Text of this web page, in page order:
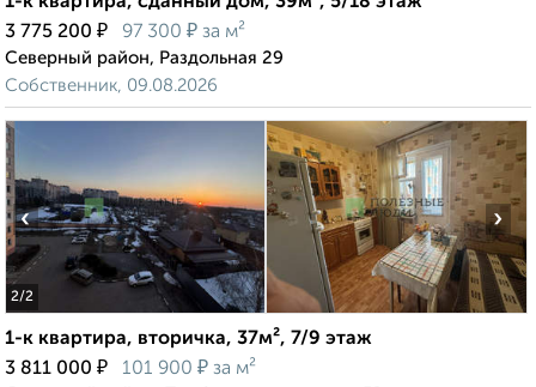
3 775 200 ₽ 97 300 ₽ за м²
Северный район, Раздольная 29
Собственник, 09.08.2026
2/2
‹ ›
1-к квартира, вторичка, 37м², 7/9 этаж
3 811 000 ₽ 101 900 ₽ за м²